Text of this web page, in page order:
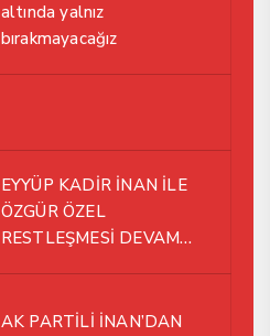
altında yalnız
bırakmayacağız
EYYÜP KADİR İNAN İLE
ÖZGÜR ÖZEL
RESTLEŞMESİ DEVAM
AK PARTİLİ İNAN’DAN